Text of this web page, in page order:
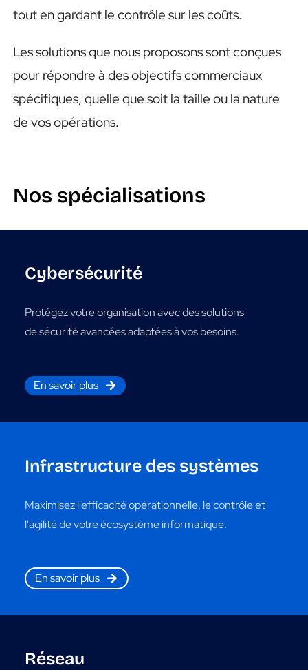
tout en gardant le contrôle sur les coûts.
Les solutions que nous proposons sont conçues
pour répondre à des objectifs commerciaux
spécifiques, quelle que soit la taille ou la nature
de vos opérations.
Nos spécialisations
Cybersécurité
Protégez votre organisation avec des solutions
de sécurité avancées adaptées à vos besoins.
En savoir plus
Infrastructure des systèmes
Maximisez l'efficacité opérationnelle, le contrôle et
l'agilité de votre écosystème informatique.
En savoir plus
Réseau